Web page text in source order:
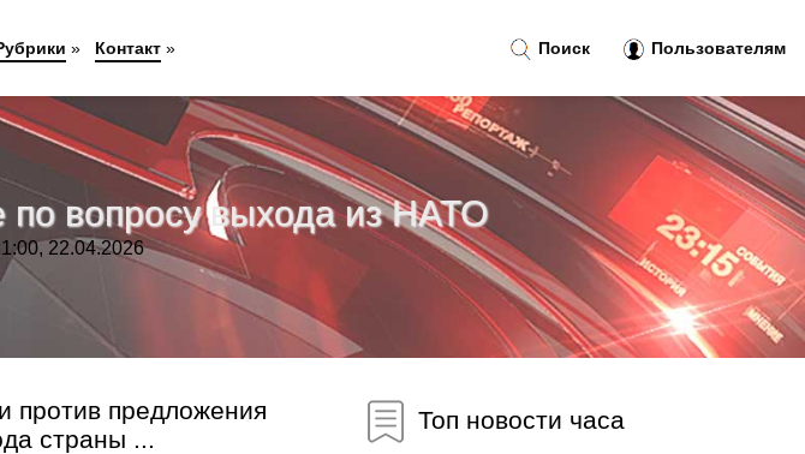
вопросу выхода из НАТО
22.04.2026
против предложения
страны ...
Топ новости часа
Поиск Пользователям
» Контакт»